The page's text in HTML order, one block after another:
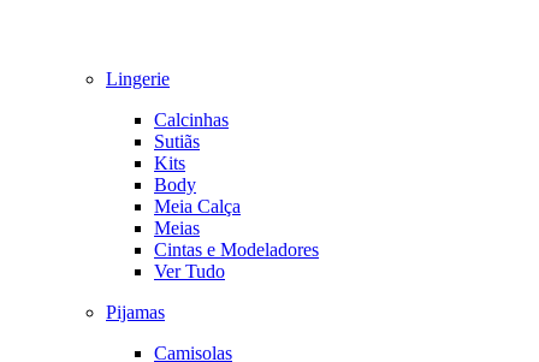
Lingerie
Calcinhas
Sutiãs
Kits
Body
Meia Calça
Meias
Cintas e Modeladores
Ver Tudo
Pijamas
Camisolas